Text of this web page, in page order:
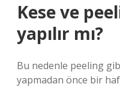
Kese ve
yapılır mı?
Bu nedenle peeling
yapmadan önce bir